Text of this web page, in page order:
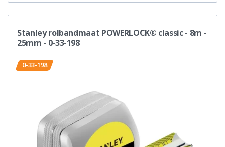
Stanley rolbandmaat POWERLOCK® classic - 8m -
25mm - 0-33-198
0-33-198